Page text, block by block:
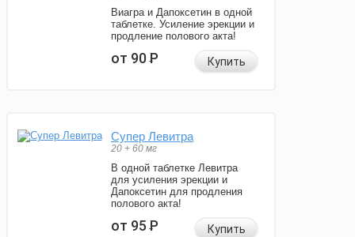
Виагра и Дапоксетин в одной
таблетке. Усиление эрекции и
продление полового акта!
от 90Р Купить
Супер Левитра
20 + 60 мг
В одной таблетке Левитра
для усиления эрекции и
Дапоксетин для продления
полового акта!
от 95Р Купить